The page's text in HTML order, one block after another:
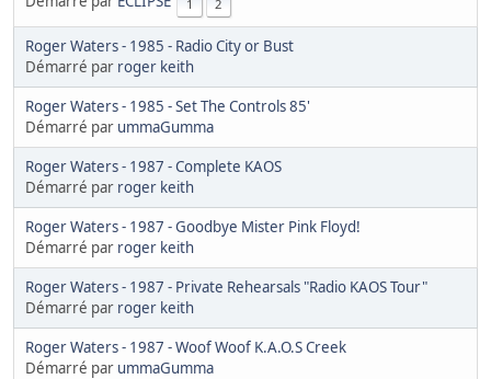
1 2
Roger Waters - 1985 - Radio City or Bust
Démarré par roger keith
Roger Waters - 1985 - Set The Controls 85'
Démarré par ummaGumma
Roger Waters - 1987 - Complete KAOS
Démarré par roger keith
Roger Waters - 1987 - Goodbye Mister Pink Floyd!
Démarré par roger keith
Roger Waters - 1987 - Private Rehearsals "Radio KAOS Tour"
Démarré par roger keith
Roger Waters - 1987 - Woof Woof K.A.O.S Creek
Démarré par ummaGumma